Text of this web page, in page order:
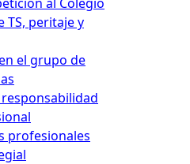
TS, peritaje y
el grupo de
profesionales